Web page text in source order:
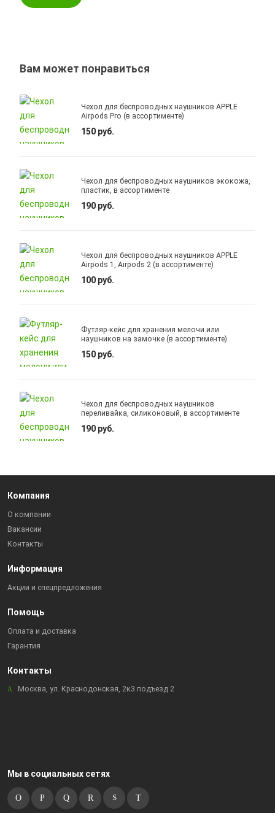
Вам может понравиться
Чехол для беспроводных наушников APPLE
Airpods Pro (в ассортименте)
150 руб.
Чехол для беспроводных наушников экокожа,
пластик, в ассортименте
190 руб.
Чехол для беспроводных наушников APPLE
Airpods 1, Airpods 2 (в ассортименте)
100 руб.
Футляр-кейс для хранения мелочи или
наушников на замочке (в ассортименте)
150 руб.
Чехол для беспроводных наушников
переливайка, силиконовый, в ассортименте
190 руб.
Компания
О компании
Вакансии
Контакты
Информация
Акции и спецпредложения
Помощь
Оплата и доставка
Гарантия
Контакты
Москва, ул. Краснодонская, 2к3 подъезд 2
Мы в социальных сетях